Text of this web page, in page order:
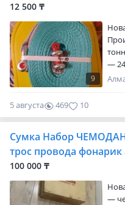
12 500 ₸
9
—
5 августа 469 10
Сумка Набор
трос провода фонарик
100 000 ₸
—